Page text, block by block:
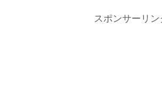
スポンサーリン